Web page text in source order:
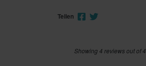
Teilen
Showing 4 reviews out of 4